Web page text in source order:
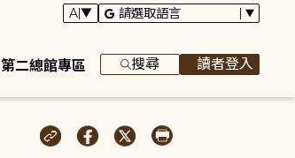
第二總館專區 搜尋 讀者登入